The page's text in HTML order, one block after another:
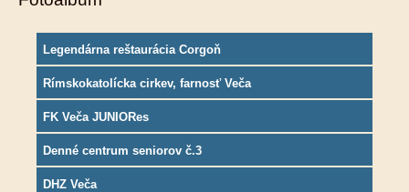
Legendárna reštaurácia Corgoň
Rímskokatolícka cirkev, farnosť Veča
FK Veča JUNIORes
Denné centrum seniorov č.3
DHZ Veča